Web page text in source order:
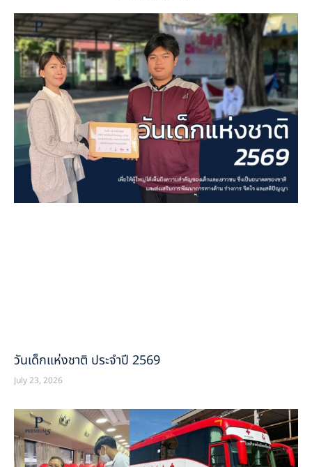
วันเด็กแห่งชาติ ประจำปี 2569
July 23, 2026